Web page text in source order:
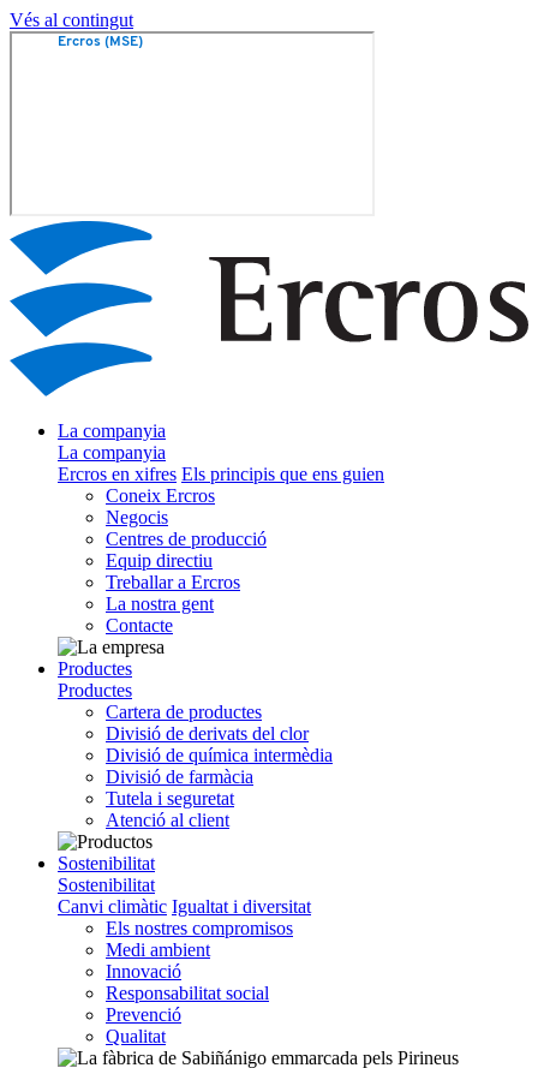
Vés al contingut
La companyia
La companyia
Ercros en xifres Els principis que ens guien
Coneix Ercros
Negocis
Centres de producció
Equip directiu
Treballar a Ercros
La nostra gent
Contacte
Productes
Productes
Cartera de productes
Divisió de derivats del clor
Divisió de química intermèdia
Divisió de farmàcia
Tutela i seguretat
Atenció al client
Sostenibilitat
Sostenibilitat
Canvi climàtic Igualtat i diversitat
Els nostres compromisos
Medi ambient
Innovació
Responsabilitat social
Prevenció
Qualitat